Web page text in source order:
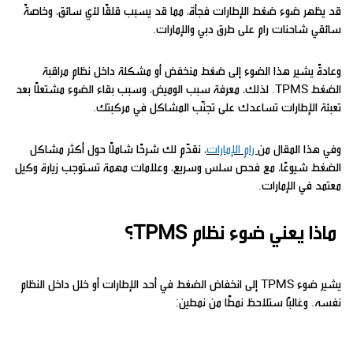
قد يظهر ضوء ضغط الإطارات فجأة، مما قد يسبب قلقًا لأي سائق، وخاصةً
سائقي شاحنات رام على طرق دبي والإمارات.
وعادةً يشير هذا الضوء إلى ضغط منخفض أو مشكلة داخل نظام مراقبة
الضغط TPMS. لذلك، معرفة سبب الوميض، وسبب بقاء الضوء مشتعلًا بعد
تعبئة الإطارات تساعدك على تجنّب المشاكل في مركبتك.
وفي هذا المقال منرام الإمارات، نقدّم لك شرحًا شاملًا حول أكثر مشاكل
الضغط شيوعًا، مع فحص سلس وسريع، وعلامات مهمة تستوجب زيارة وكيل
معتمد في الإمارات.
ماذا يعني ضوء نظام TPMS؟
يشير ضوء TPMS إلى انخفاض الضغط في أحد الإطارات أو خلل داخل النظام
نفسه. وغالبًا ستلاحظ نمطًا من نمطين: